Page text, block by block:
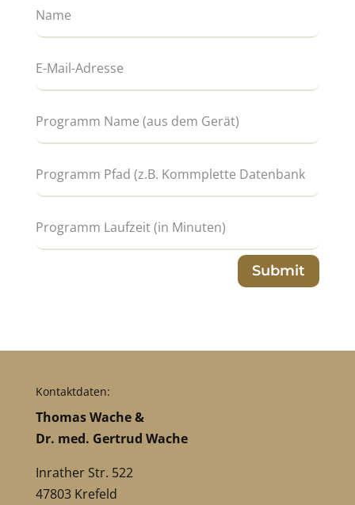
Submit
Kontaktdaten:
Thomas Wache &
Dr. med. Gertrud Wache
Inrather Str. 522
47803 Krefeld